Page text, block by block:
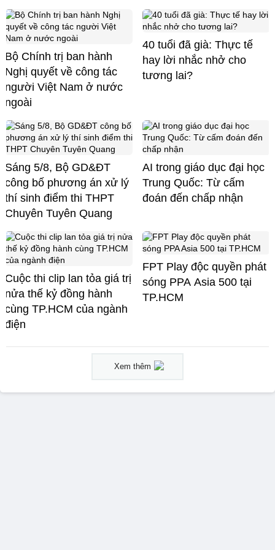
Bộ Chính trị ban hành
Nghị quyết về công tác
người Việt Nam ở nước
ngoài
40 tuổi đã già: Thực tế
hay lời nhắc nhở cho
tương lai?
Sáng 5/8, Bộ GD&ĐT
công bố phương án xử lý
thí sinh điểm thi THPT
Chuyên Tuyên Quang
AI trong giáo dục đại học
Trung Quốc: Từ cấm
đoán đến chấp nhận
Cuộc thi clip lan tỏa giá trị
nửa thế kỷ đồng hành
cùng TP.HCM của ngành
điện
FPT Play độc quyền phát
sóng PPA Asia 500 tại
TP.HCM
Xem thêm